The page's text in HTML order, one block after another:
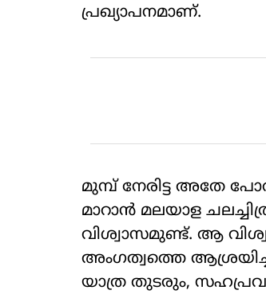
പ്രഖ്യാപനമാണ്.
മുമ്പ് നേരിട്ട അതേ
മാറാന്‍ മലയാള
വിശ്വാസമുണ്ട്. ആ
അംഗത്വത്തെ
യാത്ര തുടരും,